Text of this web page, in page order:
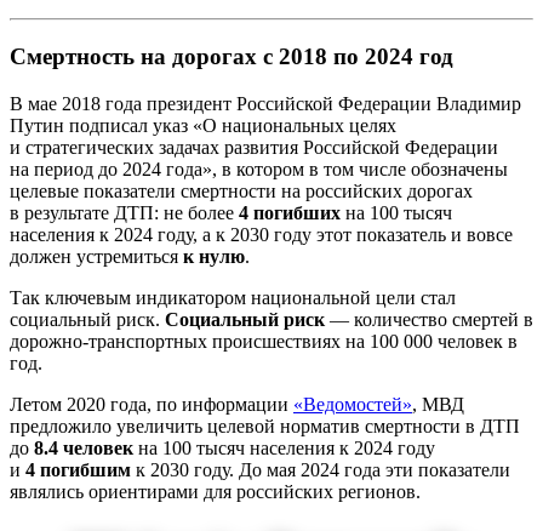
Смертность на дорогах с 2018 по 2024 год
В мае 2018 года президент Российской Федерации Владимир
Путин подписал указ «О национальных целях
и стратегических задачах развития Российской Федерации
на период до 2024 года», в котором в том числе обозначены
целевые показатели смертности на российских дорогах
в результате ДТП: не более 4 погибших на 100 тысяч
населения к 2024 году, а к 2030 году этот показатель и вовсе
должен устремиться к нулю.
Так ключевым индикатором национальной цели стал
социальный риск. Социальный риск — количество смертей в
дорожно-транспортных происшествиях на 100 000 человек в
год.
Летом 2020 года, по информации «Ведомостей», МВД
предложило увеличить целевой норматив смертности в ДТП
до 8.4 человек на 100 тысяч населения к 2024 году
и 4 погибшим к 2030 году. До мая 2024 года эти показатели
являлись ориентирами для российских регионов.